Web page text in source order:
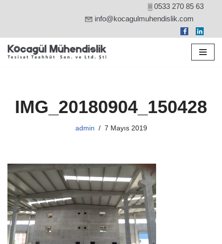
0533 270 85 63
info@kocagulmuhendislik.com
IMG_20180904_150428
admin 7 Mayıs 2019